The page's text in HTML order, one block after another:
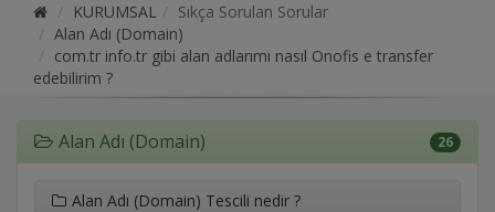
KURUMSAL
Sıkça Sorulan Sorular
Alan Adı (Domain)
com.tr info.tr gibi alan adlarımı nasıl Onofis e transfer
edebilirim ?
Alan Adı (Domain) 26
Alan Adı (Domain) Tescili nedir ?